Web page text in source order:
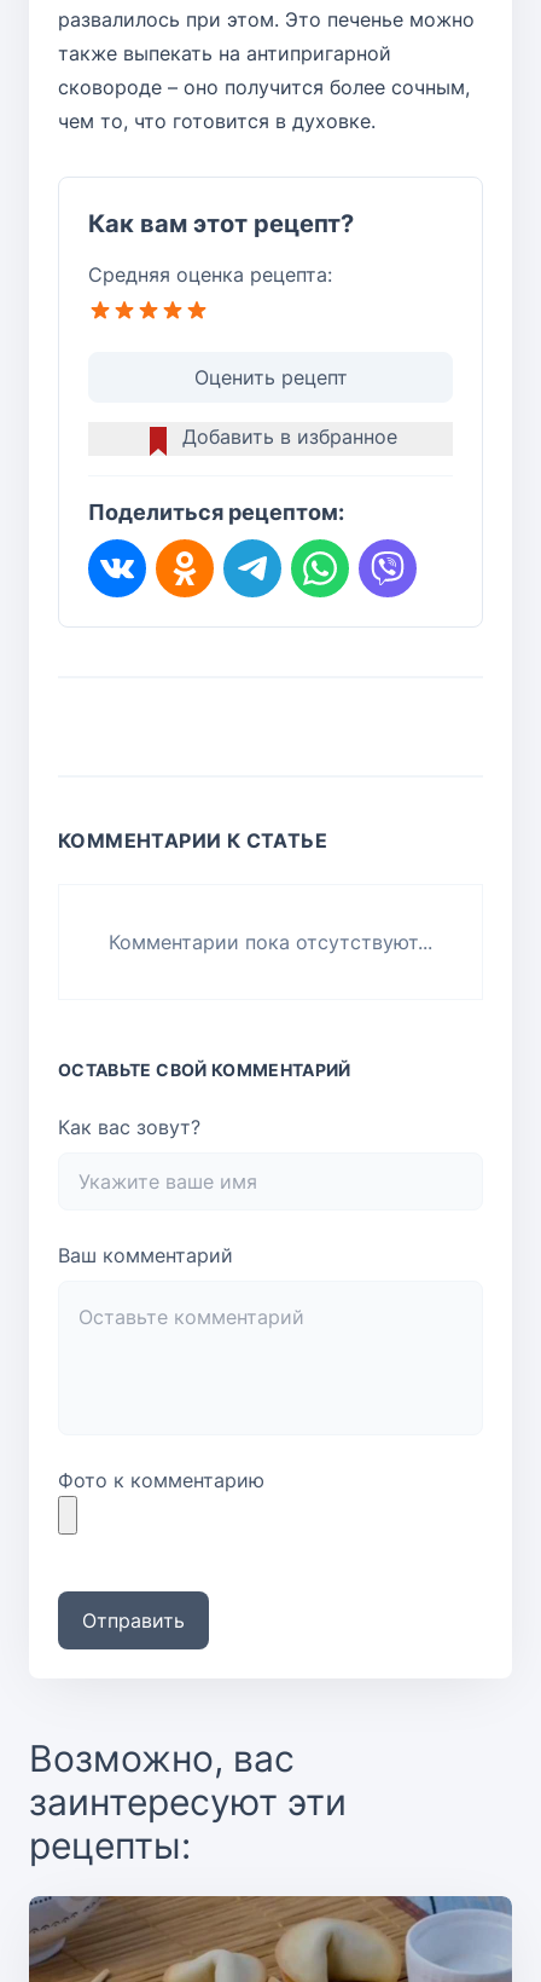
развалилось при этом. Это печенье можно
также выпекать на антипригарной
сковороде – оно получится более сочным,
чем то, что готовится в духовке.
Как вам этот рецепт?
Средняя оценка рецепта:
Оценить рецепт
Добавить в избранное
Поделиться рецептом:
КОММЕНТАРИИ К СТАТЬЕ
Комментарии пока отсутствуют...
ОСТАВЬТЕ СВОЙ КОММЕНТАРИЙ
Как вас зовут?
Ваш комментарий
Фото к комментарию
Отправить
Возможно, вас
заинтересуют эти
рецепты: